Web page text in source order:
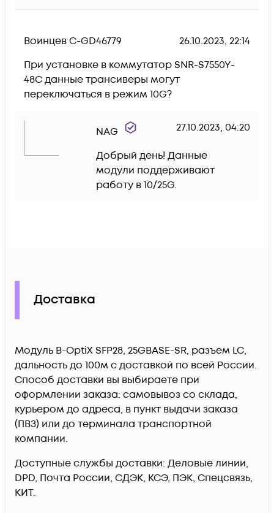
Воинцев С-GD46779
26.10.2023, 22:14
При установке в коммутатор SNR-S7550Y-
48C данные трансиверы могут
переключаться в режим 10G?
NAG 27.10.2023, 04:20
Добрый день! Данные
модули поддерживают
работу в 10/25G.
Доставка
Модуль B-OptiX SFP28, 25GBASE-SR, разъем LC,
дальность до 100м c доставкой по всей России.
Способ доставки вы выбираете при
оформлении заказа: самовывоз со склада,
курьером до адреса, в пункт выдачи заказа
(ПВЗ) или до терминала транспортной
компании.
Доступные службы доставки: Деловые линии,
DPD, Почта России, СДЭК, КСЭ, ПЭК, Спецсвязь,
КИТ.